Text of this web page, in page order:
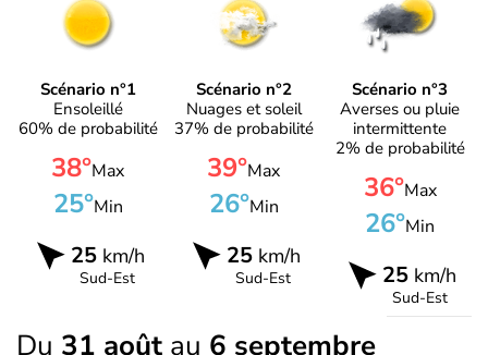
Scénario n°1
Ensoleillé
60% de probabilité
38°Max
25°Min
25km/h
Sud-Est
Scénario n°2
Nuages et soleil
37% de probabilité
39°Max
26°Min
25km/h
Sud-Est
Scénario n°3
Averses ou pluie
intermittente
2% de probabilité
36°Max
26°Min
25 km/h
Sud-Est
Du 31 août au 6 septembre